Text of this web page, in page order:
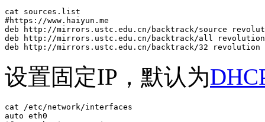
cat sources.list
#https://www.haiyun.me
deb http://mirrors.ustc.edu.cn/backtrack/source
deb http://mirrors.ustc.edu.cn/backtrack/all revolution
deb http://mirrors.ustc.edu.cn/backtrack/32 revolution
设置固定IP，默认为
cat /etc/network/interfaces
auto eth0